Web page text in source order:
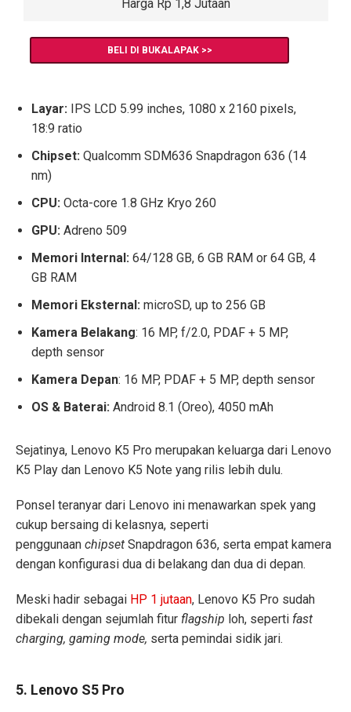
Harga Rp 1,8 Jutaan
BELI DI BUKALAPAK >>
Layar: IPS LCD 5.99 inches, 1080 x 2160 pixels,
18:9 ratio
Chipset: Qualcomm SDM636 Snapdragon 636 (14
nm)
CPU: Octa-core 1.8 GHz Kryo 260
GPU: Adreno 509
Memori Internal: 64/128 GB, 6 GB RAM or 64 GB, 4
GB RAM
Memori Eksternal: microSD, up to 256 GB
Kamera Belakang: 16 MP, f/2.0, PDAF + 5 MP,
depth sensor
Kamera Depan: 16 MP, PDAF + 5 MP, depth sensor
OS & Baterai: Android 8.1 (Oreo), 4050 mAh
Sejatinya, Lenovo K5 Pro merupakan keluarga dari Lenovo
K5 Play dan Lenovo K5 Note yang rilis lebih dulu.
Ponsel teranyar dari Lenovo ini menawarkan spek yang
cukup bersaing di kelasnya, seperti
penggunaan chipset Snapdragon 636, serta empat kamera
dengan konfigurasi dua di belakang dan dua di depan.
Meski hadir sebagai HP 1 jutaan, Lenovo K5 Pro sudah
dibekali dengan sejumlah fitur flagship loh, seperti fast
charging, gaming mode, serta pemindai sidik jari.
5. Lenovo S5 Pro